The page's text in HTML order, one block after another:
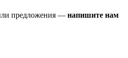
предложения — напишите нам